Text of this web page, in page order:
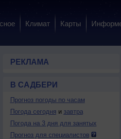
Климат Карты
РЕКЛАМА
В САДБЕРИ
Прогноз погоды по часам
Погода сегодня и завтра
Погода на 3 дня для занятых
Прогноз для специалистов